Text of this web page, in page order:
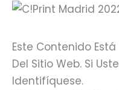
Este Contenido
Del Sitio Web. Si
Identifíquese.